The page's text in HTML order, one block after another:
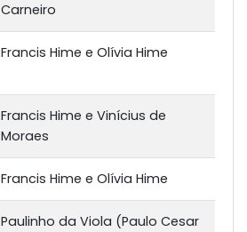
Carneiro
Francis Hime e Olívia Hime
Francis Hime e Vinícius de
Moraes
Francis Hime e Olívia Hime
Paulinho da Viola (Paulo Cesar